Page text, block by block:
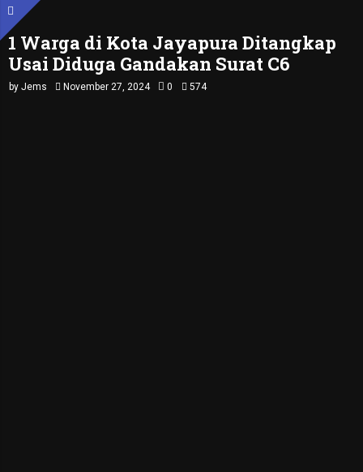
1 Warga di Kota Jayapura Ditangkap
Usai Diduga Gandakan Surat C6
by Jems November 27, 2024 0 574